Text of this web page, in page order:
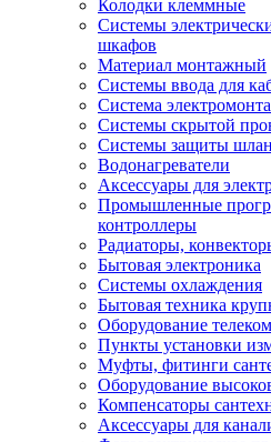
Колодки клеммные
Системы
шкафов
Материал монтажный
Системы ввода для
Система
Системы скрытой
Системы защиты
Водонагреватели
Аксессуары для
Промышленные
контроллеры
Радиаторы,
Бытовая электроника
Системы охлаждения
Бытовая техника
Оборудование
Пункты установки
Муфты, фитинги
Оборудование
Компенсаторы
Аксессуары для